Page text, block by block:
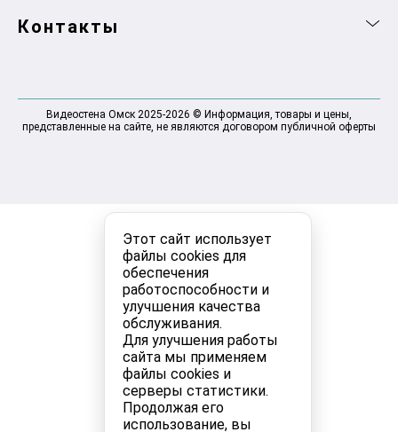
Этот сайт использует
файлы cookies для
обеспечения
работоспособности и
улучшения качества
обслуживания.
Для улучшения работы
сайта мы применяем
файлы cookies и
серверы статистики.
Продолжая его
использование, вы
Контакты
Видеостена Омск 2025-2026 © Информация, товары и цены,
представленные на сайте, не являются договором публичной оферты